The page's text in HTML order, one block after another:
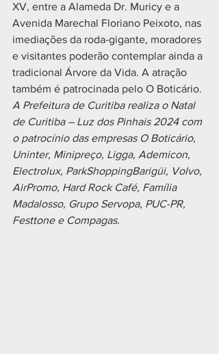
XV, entre a Alameda Dr. Muricy e a
Avenida Marechal Floriano Peixoto, nas
imediações da roda-gigante, moradores
e visitantes poderão contemplar ainda a
tradicional Árvore da Vida. A atração
também é patrocinada pelo O Boticário.
A Prefeitura de Curitiba realiza o Natal
de Curitiba – Luz dos Pinhais 2024 com
o patrocínio das empresas O Boticário,
Uninter, Minipreço, Ligga, Ademicon,
Electrolux, ParkShoppingBarigüi, Volvo,
AirPromo, Hard Rock Café, Família
Madalosso, Grupo Servopa, PUC-PR,
Festtone e Compagas.